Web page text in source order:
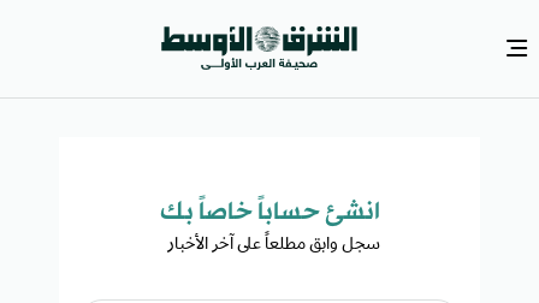
انشئ حساباً خاصاً بك​
سجل وابق مطلعاً على آخر الأخبار ​